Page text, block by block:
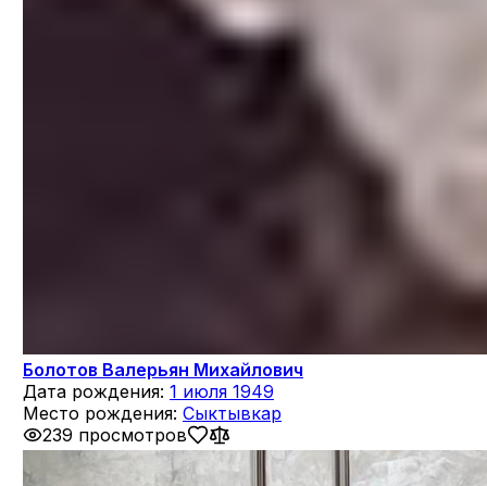
Болотов Валерьян Михайлович
Дата рождения: 1 июля 1949
Место рождения: Сыктывкар
239 просмотров